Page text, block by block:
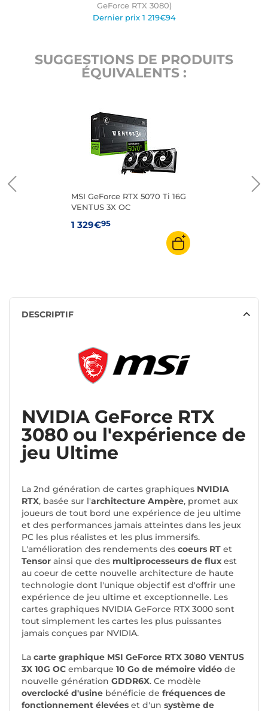
GeForce RTX 3080)
Dernier prix 1 219€94
SUGGESTIONS DE PRODUITS
ÉQUIVALENTS :
MSI GeForce RTX 5070 Ti 16G
VENTUS 3X OC
1 329€95
DESCRIPTIF
NVIDIA GeForce RTX
3080 ou l'expérience de
jeu Ultime
La 2nd génération de cartes graphiques NVIDIA
RTX, basée sur l'architecture Ampère, promet aux
joueurs de tout bord une expérience de jeu ultime
et des performances jamais atteintes dans les jeux
PC les plus réalistes et les plus immersifs.
L'amélioration des rendements des coeurs RT et
Tensor ainsi que des multiprocesseurs de flux est
au coeur de cette nouvelle architecture de haute
technologie dont l'unique objectif est d'offrir une
expérience de jeu ultime et exceptionnelle. Les
cartes graphiques NVIDIA GeForce RTX 3000 sont
tout simplement les cartes les plus puissantes
jamais conçues par NVIDIA.
La carte graphique MSI GeForce RTX 3080 VENTUS
3X 10G OC embarque 10 Go de mémoire vidéo de
nouvelle génération GDDR6X. Ce modèle
overclocké d'usine bénéficie de fréquences de
fonctionnement élevées et d'un système de